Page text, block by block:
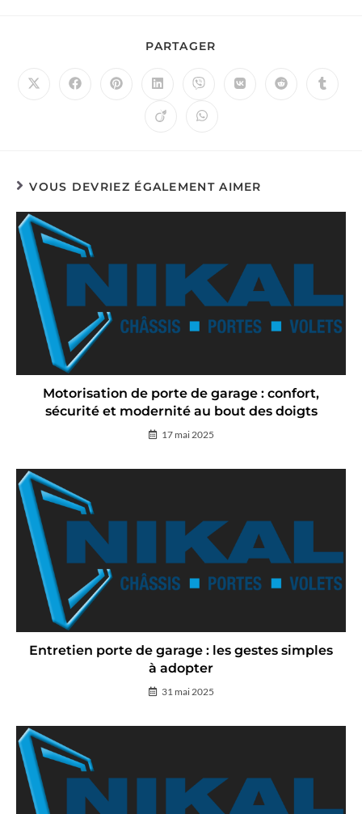
PARTAGER
VOUS DEVRIEZ ÉGALEMENT AIMER
Motorisation de porte de garage : confort,
sécurité et modernité au bout des doigts
17 mai 2025
Entretien porte de garage : les gestes simples
à adopter
31 mai 2025